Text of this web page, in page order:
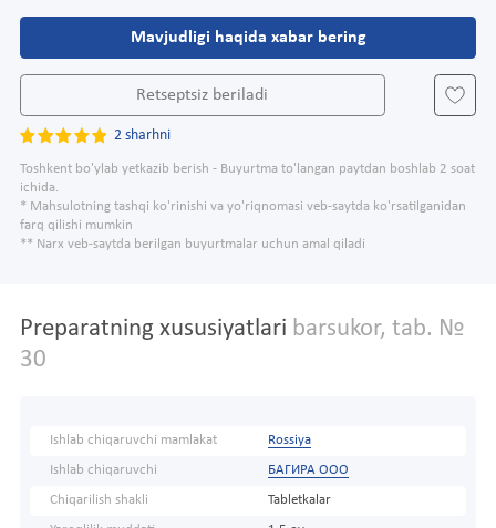
Mavjudligi haqida xabar bering
Retseptsiz beriladi
2 sharhni
Toshkent bo'ylab yetkazib berish - Buyurtma to'langan paytdan boshlab 2 soat
ichida.
* Mahsulotning tashqi ko'rinishi va yo'riqnomasi veb-saytda ko'rsatilganidan
farq qilishi mumkin
** Narx veb-saytda berilgan buyurtmalar uchun amal qiladi
Preparatning xususiyatlari barsukor, tab. №
30
Ishlab chiqaruvchi mamlakat Rossiya
Ishlab chiqaruvchi БАГИРА ООО
Chiqarilish shakli Tabletkalar